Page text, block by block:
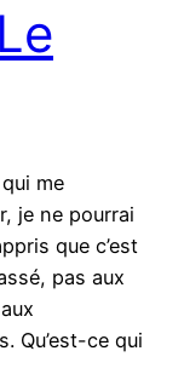
me
je ne pourrai
que c’est
pas aux
Qu’est-ce qui